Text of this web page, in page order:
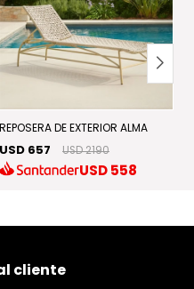
REPOSERA DE EXTERIOR ALMA
USD 657 USD 2190
USD558
cliente